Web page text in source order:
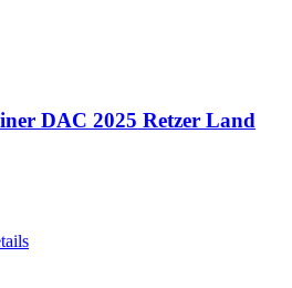
DAC 2025 Retzer Land